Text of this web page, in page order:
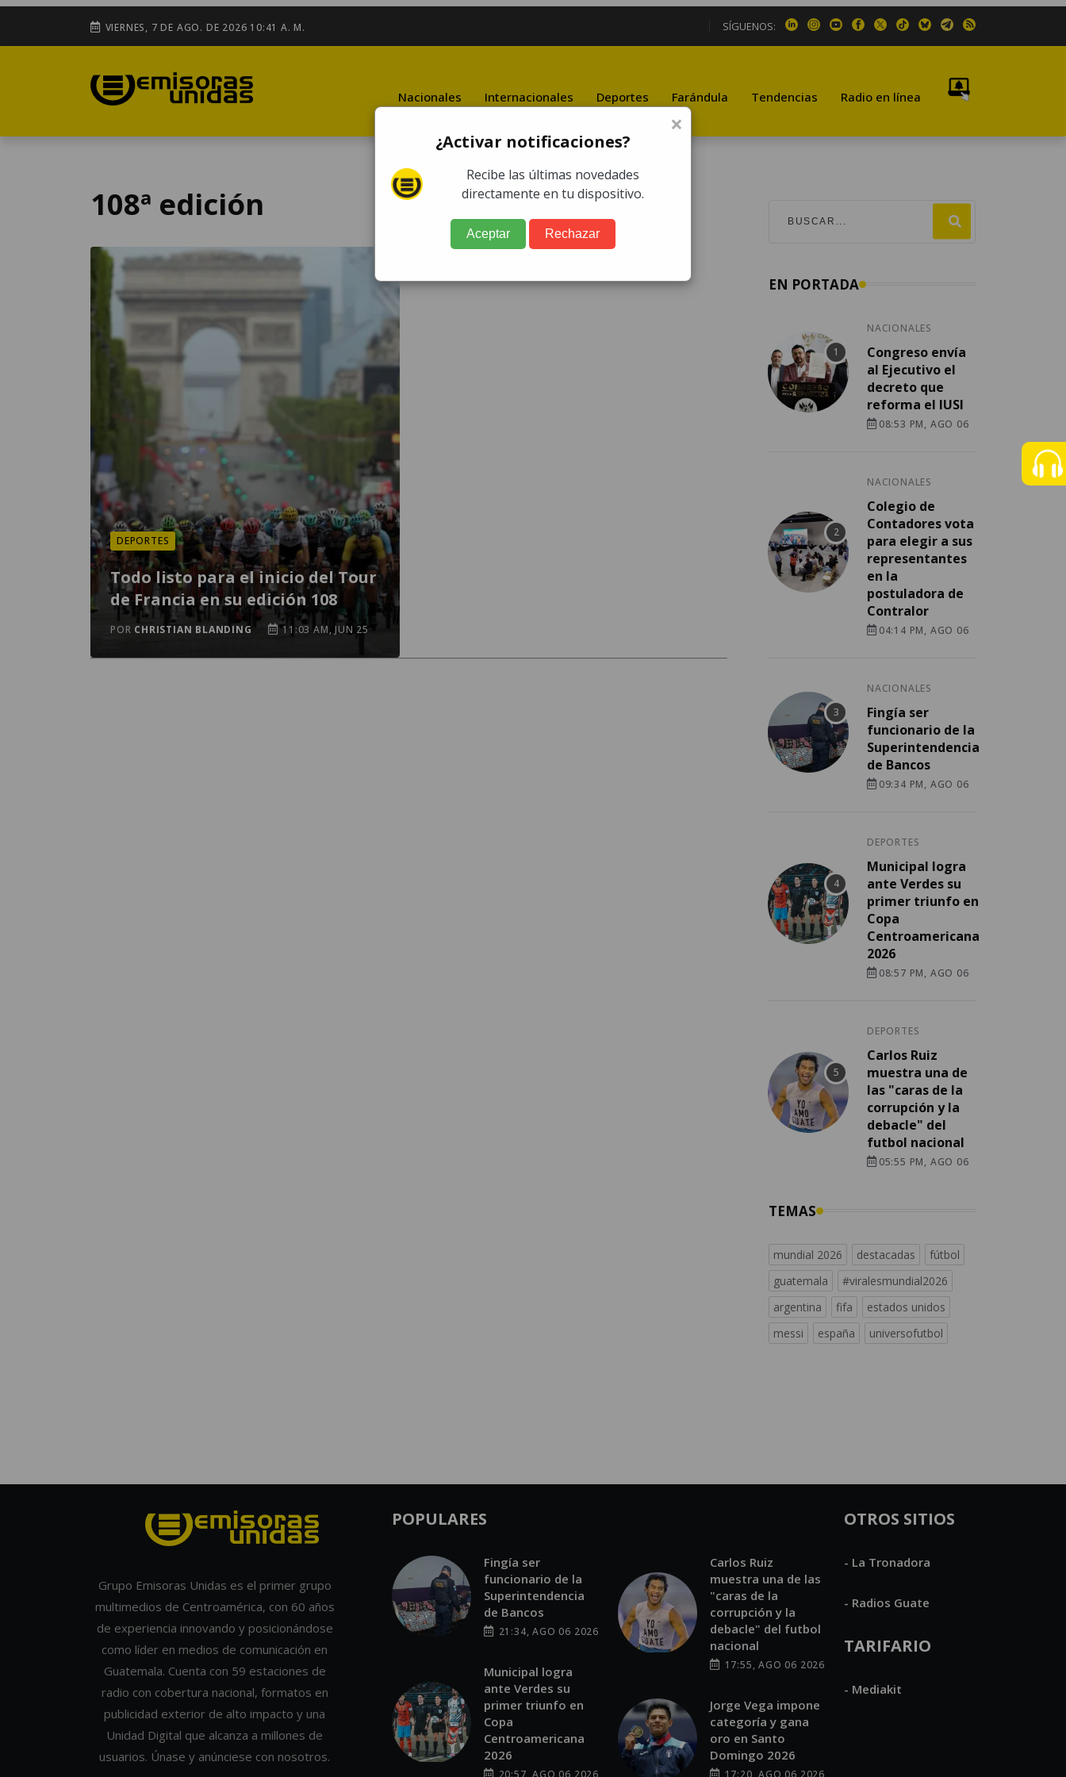
VIERNES, 7 DE AGO. DE 2026 10:41 A. M. SÍGUENOS:
Nacionales Internacionales Deportes Farándula Tendencias Radio en línea
108ª edición
DEPORTES
Todo listo para el inicio del Tour
de Francia en su edición 108
POR CHRISTIAN BLANDING 11:03 AM, JUN 25
EN PORTADA
NACIONALES
Congreso envía
al Ejecutivo el
decreto que
reforma el IUSI
08:53 PM, AGO 06
NACIONALES
Colegio de
Contadores vota
para elegir a sus
representantes
en la
postuladora de
Contralor
04:14 PM, AGO 06
NACIONALES
Fingía ser
funcionario de la
Superintendencia
de Bancos
09:34 PM, AGO 06
DEPORTES
Municipal logra
ante Verdes su
primer triunfo en
Copa
Centroamericana
2026
08:57 PM, AGO 06
DEPORTES
Carlos Ruiz
muestra una de
las "caras de la
corrupción y la
debacle" del
futbol nacional
05:55 PM, AGO 06
TEMAS
mundial 2026 destacadas
fútbol
guatemala
#viralesmundial2026
argentina
fifa
estados unidos
messi
españa universofutbol
Grupo Emisoras Unidas es el primer grupo
multimedios de Centroamérica, con 60 años
de experiencia innovando y posicionándose
como líder en medios de comunicación en
Guatemala. Cuenta con 59 estaciones de
radio con cobertura nacional, formatos en
publicidad exterior de alto impacto y una
Unidad Digital que alcanza a millones de
usuarios. Únase y anúnciese con nosotros.
POPULARES
Fingía ser
funcionario de la
Superintendencia
de Bancos
21:34, AGO 06 2026
Municipal logra
ante Verdes su
primer triunfo en
Copa
Centroamericana
2026
20:57, AGO 06 2026
Carlos Ruiz
muestra una de las
"caras de la
corrupción y la
debacle" del futbol
nacional
17:55, AGO 06 2026
Jorge Vega impone
categoría y gana
oro en Santo
Domingo 2026
17:20, AGO 06 2026
OTROS SITIOS
- La Tronadora
- Radios Guate
TARIFARIO
- Mediakit
×
¿Activar notificaciones?
Recibe las últimas novedades
directamente en tu dispositivo.
Aceptar Rechazar